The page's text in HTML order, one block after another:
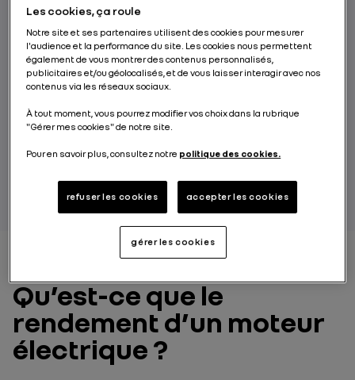
transformer son carburant en énergie de
déplacement. Pour mesurer les pertes
inhérentes à ce principe, on parle de
rendement. Cette valeur a donc une
importance capitale pour déterminer la
consommation et l’autonomie d’un véhicule
électrique. Décryptage.
Qu’est-ce que le
rendement d’un moteur
électrique ?
Les cookies, ça roule
Notre site et ses partenaires utilisent des cookies pour mesurer
l'audience et la performance du site. Les cookies nous permettent
également de vous montrer des contenus personnalisés,
publicitaires et/ou géolocalisés, et de vous laisser interagir avec nos
contenus via les réseaux sociaux.
À tout moment, vous pourrez modifier vos choix dans la rubrique
"Gérer mes cookies" de notre site.
Pour en savoir plus, consultez notre politique des cookies.
refuser les cookies accepter les cookies
gérer les cookies